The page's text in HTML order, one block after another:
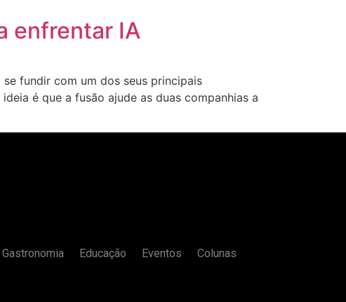
enfrentar IA
fundir com um dos seus principais
é que a fusão ajude as duas companhias a
Gastronomia Educação Eventos Colunas